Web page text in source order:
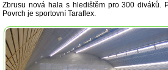
Zbrusu nová hala s hledištěm pro 300 diváků.
Povrch je sportovní Taraflex.